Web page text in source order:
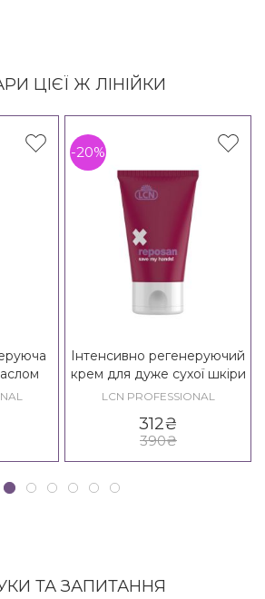
ЦІЄЇ Ж ЛІНІЙКИ
Citrus
-20%
Інтенсивно регенеруючий
крем для дуже сухої шкіри
рук з пантенолом і
LCN PROFESSIONAL
312₴
390₴
ТА ЗАПИТАННЯ